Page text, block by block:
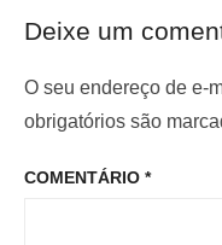
o
e
P
o
i
o
:
m
o
o
Deixe um
O seu endereço de e-
obrigatórios são
COMENTÁRIO *